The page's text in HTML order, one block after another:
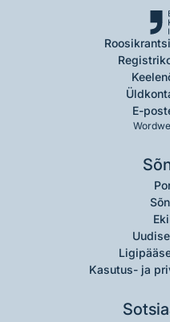
E-post
Kasutus- ja